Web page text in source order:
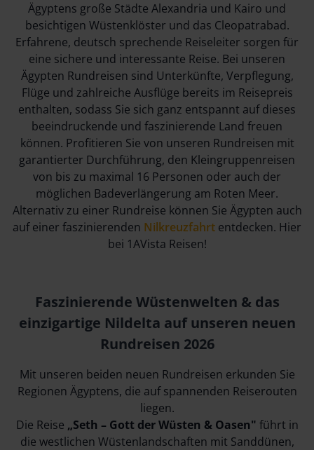
Ägyptens große Städte Alexandria und Kairo und
besichtigen Wüstenklöster und das Cleopatrabad.
Erfahrene, deutsch sprechende Reiseleiter sorgen für
eine sichere und interessante Reise. Bei unseren
Ägypten Rundreisen sind Unterkünfte, Verpflegung,
Flüge und zahlreiche Ausflüge bereits im Reisepreis
enthalten, sodass Sie sich ganz entspannt auf dieses
beeindruckende und faszinierende Land freuen
können. Profitieren Sie von unseren Rundreisen mit
garantierter Durchführung, den Kleingruppenreisen
von bis zu maximal 16 Personen oder auch der
möglichen Badeverlängerung am Roten Meer.
Alternativ zu einer Rundreise können Sie Ägypten auch
auf einer faszinierenden Nilkreuzfahrt entdecken. Hier
bei 1AVista Reisen!
Faszinierende Wüstenwelten & das
einzigartige Nildelta auf unseren neuen
Rundreisen 2026
Mit unseren beiden neuen Rundreisen erkunden Sie
Regionen Ägyptens, die auf spannenden Reiserouten
liegen.
Die Reise „Seth – Gott der Wüsten & Oasen" führt in
die westlichen Wüstenlandschaften mit Sanddünen,